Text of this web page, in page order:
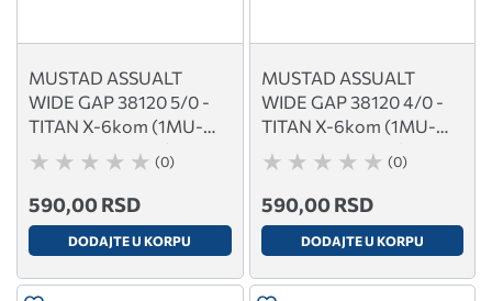
MUSTAD ASSUALT
WIDE GAP 38120 5/0 -
TITAN X-6kom (1MU-
38120AP-TX-5/0)
(0)
590,00 RSD
DODAJTE U KORPU
MUSTAD ASSUALT
WIDE GAP 38120 4/0 -
TITAN X-6kom (1MU-
38120AP-TX-4/0)
(0)
590,00 RSD
DODAJTE U KORPU